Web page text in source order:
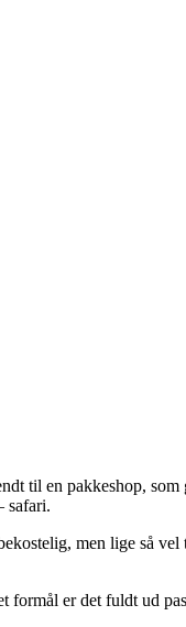
til en pakkeshop,
safari.
men lige så
er det fuldt ud